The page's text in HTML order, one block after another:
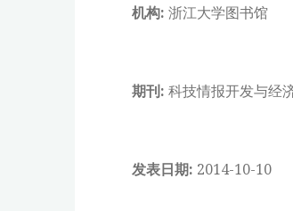
机构: 浙江大学图书馆
期刊: 科技情报开发与经
发表日期: 2014-10-10